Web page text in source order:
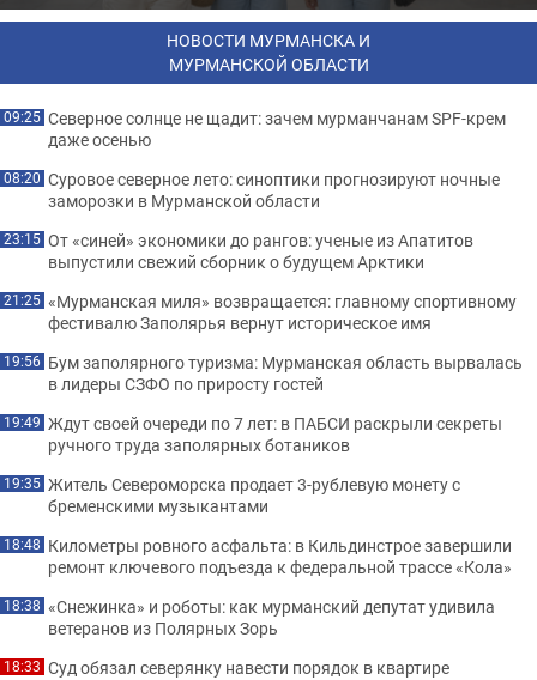
НОВОСТИ МУРМАНСКА И
МУРМАНСКОЙ ОБЛАСТИ
09:25 Северное солнце не щадит: зачем мурманчанам SPF-крем
даже осенью
08:20 Суровое северное лето: синоптики прогнозируют ночные
заморозки в Мурманской области
23:15 От «синей» экономики до рангов: ученые из Апатитов
выпустили свежий сборник о будущем Арктики
21:25 «Мурманская миля» возвращается: главному спортивному
фестивалю Заполярья вернут историческое имя
19:56 Бум заполярного туризма: Мурманская область вырвалась
в лидеры СЗФО по приросту гостей
19:49 Ждут своей очереди по 7 лет: в ПАБСИ раскрыли секреты
ручного труда заполярных ботаников
19:35 Житель Североморска продает 3-рублевую монету с
бременскими музыкантами
18:48 Километры ровного асфальта: в Кильдинстрое завершили
ремонт ключевого подъезда к федеральной трассе «Кола»
18:38 «Снежинка» и роботы: как мурманский депутат удивила
ветеранов из Полярных Зорь
18:33 Суд обязал северянку навести порядок в квартире